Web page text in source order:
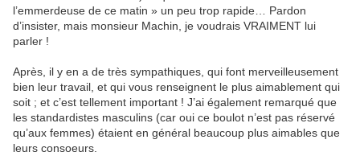
l’emmerdeuse de ce matin » un peu trop rapide… Pardon
d’insister, mais monsieur Machin, je voudrais VRAIMENT lui
parler !
Après, il y en a de très sympathiques, qui font merveilleusement
bien leur travail, et qui vous renseignent le plus aimablement qui
soit ; et c’est tellement important ! J’ai également remarqué que
les standardistes masculins (car oui ce boulot n’est pas réservé
qu’aux femmes) étaient en général beaucoup plus aimables que
leurs consoeurs.